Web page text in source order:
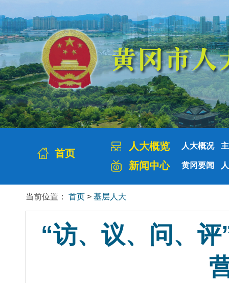
首页
人大概览 人大概况
新闻中心 黄冈要闻
当前位置： 首页 > 基层人大
“访、议、问、